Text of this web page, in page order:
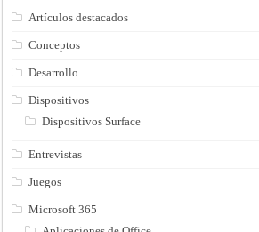
Artículos destacados
Conceptos
Desarrollo
Dispositivos
Dispositivos Surface
Entrevistas
Juegos
Microsoft 365